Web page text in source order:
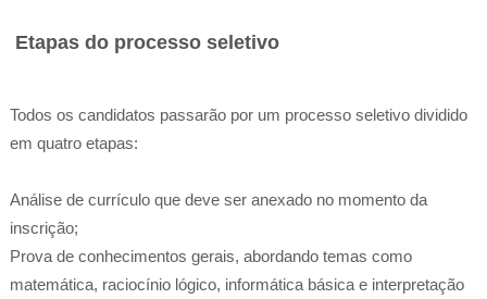
Etapas do processo seletivo
Todos os candidatos passarão por um processo seletivo dividido
em quatro etapas:
Análise de currículo que deve ser anexado no momento da
inscrição;
Prova de conhecimentos gerais, abordando temas como
matemática, raciocínio lógico, informática básica e interpretação